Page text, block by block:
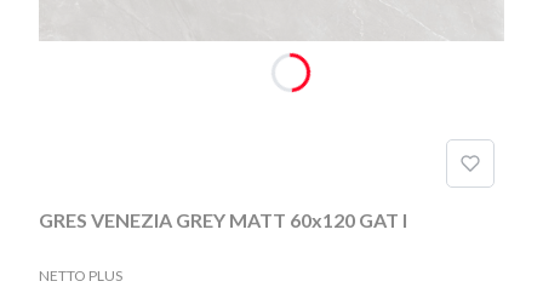
GRES VENEZIA GREY MATT 60x120 GAT I
PRODUCENT
NETTO PLUS